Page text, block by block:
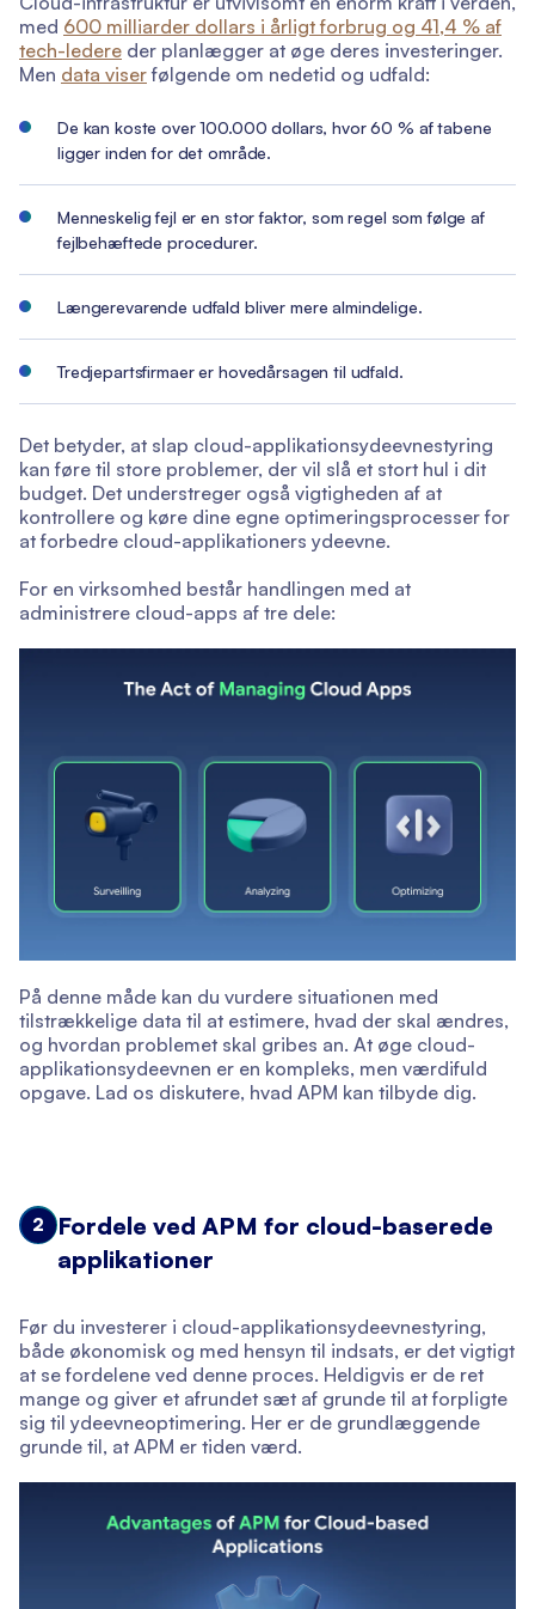
med 600 milliarder dollars i årligt forbrug og 41,4 % af
tech-ledere der planlægger at øge deres investeringer.
Men data viserfølgende om nedetid og udfald:
De kan koste over 100.000 dollars, hvor 60 % af tabene
ligger inden for det område.
Menneskelig fejl er en stor faktor, som regel som følge af
fejlbehæftede procedurer.
Længerevarende udfald bliver mere almindelige.
Tredjepartsfirmaer er hovedårsagen til udfald.
Det betyder, at slap cloud-applikationsydeevnestyring
kan føre til store problemer, der vil slå et stort hul i dit
budget. Det understreger også vigtigheden af at
kontrollere og køre dine egne optimeringsprocesser for
at forbedre cloud-applikationers ydeevne.
For en virksomhed består handlingen med at
administrere cloud-apps af tre dele:
På denne måde kan du vurdere situationen med
tilstrækkelige data til at estimere, hvad der skal ændres,
og hvordan problemet skal gribes an. At øge cloud-
applikationsydeevnen er en kompleks, men værdifuld
opgave. Lad os diskutere, hvad APM kan tilbyde dig.
2
Fordele ved APM for cloud-baserede
applikationer
Før du investerer i cloud-applikationsydeevnestyring,
både økonomisk og med hensyn til indsats, er det vigtigt
at se fordelene ved denne proces. Heldigvis er de ret
mange og giver et afrundet sæt af grunde til at forpligte
sig til ydeevneoptimering. Her er de grundlæggende
grunde til, at APM er tiden værd.